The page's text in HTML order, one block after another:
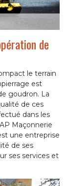
de
le terrain
est
goudron. La
de ces
dans les
Maçonnerie
une entreprise
de ses
ses services et